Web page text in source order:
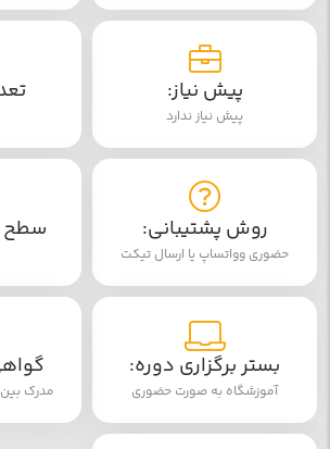
پیش نیاز:
پیش نیاز ندارد
روش پشتیبانی:
حضوری وواتساپ یا ارسال تیکت
سطح
بستر برگزاری دوره:
آموزشگاه به صورت حضوری مدرک